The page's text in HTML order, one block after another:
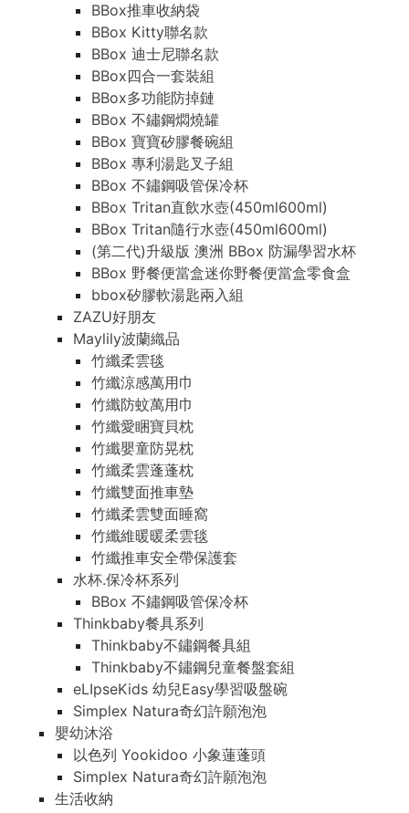
BBox推車收納袋
BBox Kitty聯名款
BBox 迪士尼聯名款
BBox四合一套裝組
BBox多功能防掉鏈
BBox 不鏽鋼燜燒罐
BBox 寶寶矽膠餐碗組
BBox 專利湯匙叉子組
BBox 不鏽鋼吸管保冷杯
BBox Tritan直飲水壺(450ml600ml)
BBox Tritan隨行水壺(450ml600ml)
(第二代)升級版 澳洲 BBox 防漏學習水杯
BBox 野餐便當盒迷你野餐便當盒零食盒
bbox矽膠軟湯匙兩入組
ZAZU好朋友
Maylily波蘭織品
竹纖柔雲毯
竹纖涼感萬用巾
竹纖防蚊萬用巾
竹纖愛睏寶貝枕
竹纖嬰童防晃枕
竹纖柔雲蓬蓬枕
竹纖雙面推車墊
竹纖柔雲雙面睡窩
竹纖維暖暖柔雲毯
竹纖推車安全帶保護套
水杯.保冷杯系列
BBox 不鏽鋼吸管保冷杯
Thinkbaby餐具系列
Thinkbaby不鏽鋼餐具組
Thinkbaby不鏽鋼兒童餐盤套組
eLIpseKids 幼兒Easy學習吸盤碗
Simplex Natura奇幻許願泡泡
嬰幼沐浴
以色列 Yookidoo 小象蓮蓬頭
Simplex Natura奇幻許願泡泡
生活收納